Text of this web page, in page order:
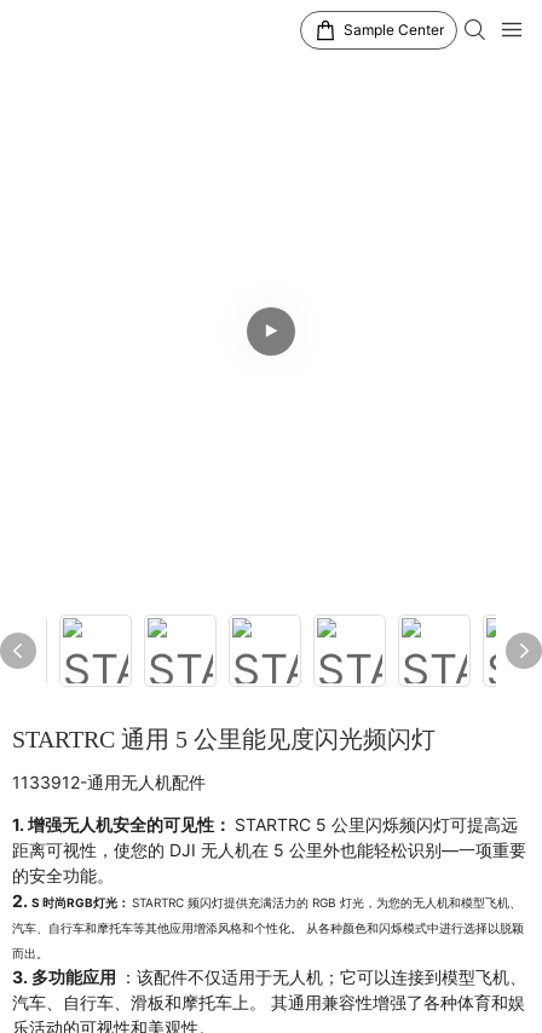
Sample Center
STARTRC 通用 5 公里能见度闪光频闪灯
1133912-通用无人机配件
1. 增强无人机安全的可见性： STARTRC 5 公里闪烁频闪灯可提高远
距离可视性，使您的 DJI 无人机在 5 公里外也能轻松识别—一项重要
的安全功能。
2. S 时尚RGB灯光： STARTRC 频闪灯提供充满活力的 RGB 灯光，为您的无人机和模型飞机、
汽车、自行车和摩托车等其他应用增添风格和个性化。 从各种颜色和闪烁模式中进行选择以脱颖
而出。
3. 多功能应用 ：该配件不仅适用于无人机；它可以连接到模型飞机、
汽车、自行车、滑板和摩托车上。 其通用兼容性增强了各种体育和娱
乐活动的可视性和美观性。